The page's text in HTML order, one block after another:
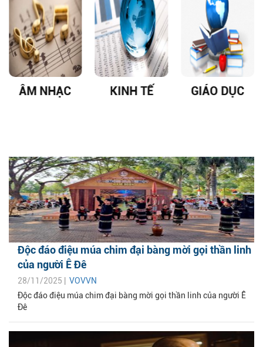
ÂM NHẠC KINH TẾ GIÁO DỤC
Độc đáo điệu múa chim đại bàng mời gọi thần linh
của người Ê Đê
28/11/2025 | VOVVN
Độc đáo điệu múa chim đại bàng mời gọi thần linh của người Ê
Đê